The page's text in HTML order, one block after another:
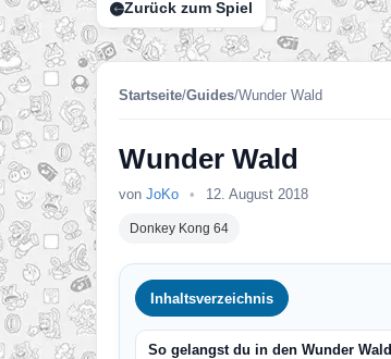
Zurück zum Spiel
Startseite/Guides/Wunder Wald
Wunder Wald
von JoKo • 12. August 2018
Donkey Kong 64
Inhaltsverzeichnis
So gelangst du in den Wunder Wald